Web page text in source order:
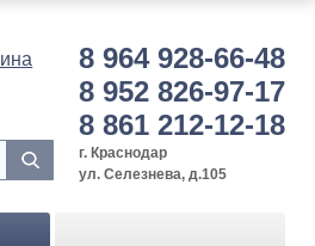
8 964 928-66-48
8 952 826-97-17
8 861 212-12-18
г. Краснодар
ул. Селезнева, д.105